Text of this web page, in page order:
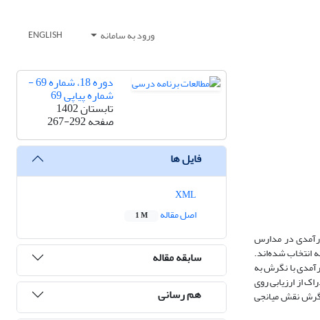
ورود به سامانه ENGLISH
در مدارس
با استفاده از شیوه نمونه‏گیری خوشه‌ای 281 نفر به عنوان نمونه انتخاب شده‌اند.
با نگرش به
از ارزیابی روی
نقش میانجی
دوره 18، شماره 69 -
شماره پیاپی 69
تابستان 1402
صفحه267-292
فایل ها
اصل مقاله
1 M
سابقه مقاله
هم رسانی